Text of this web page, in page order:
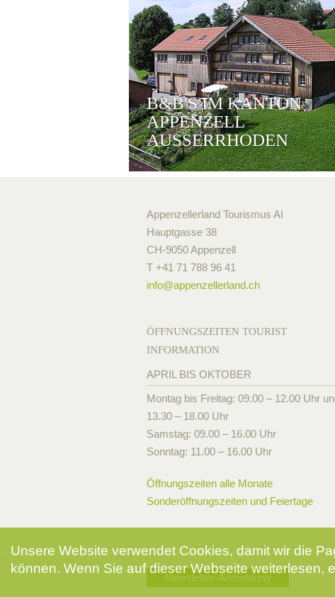
B&B'S IM KANTON
APPENZELL
AUSSERRHODEN
Appenzellerland Tourismus AI
Hauptgasse 38
CH-9050 Appenzell
T +41 71 788 96 41
info@appenzellerland.ch
ÖFFNUNGSZEITEN TOURIST
INFORMATION
APRIL BIS OKTOBER
Montag bis Freitag: 09.00 – 12.00 Uhr
13.30 – 18.00 Uhr
Samstag: 09.00 – 16.00 Uhr
Sonntag: 11.00 – 16.00 Uhr
Öffnungszeiten alle Monate
Sonderöffnungszeiten und Feiertage
Newsletter-Anmeldung
Unsere Website verwendet Cookies, damit wir die
können. Wenn Sie auf dieser Webseite